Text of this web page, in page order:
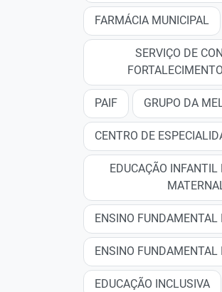
FARMÁCIA MUNICIPAL
SERVIÇO DE
PAIF GRUPO DA
CENTRO DE
EDUCAÇÃO INFANTIL
ENSINO FUNDAMENTAL I
ENSINO FUNDAMENTAL II
EDUCAÇÃO INCLUSIVA